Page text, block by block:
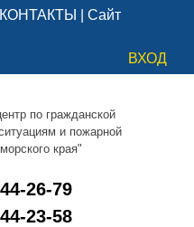
КОНТАКТЫ
Сайт
ВХОД
по гражданской
и пожарной
края"
26-79
23-58